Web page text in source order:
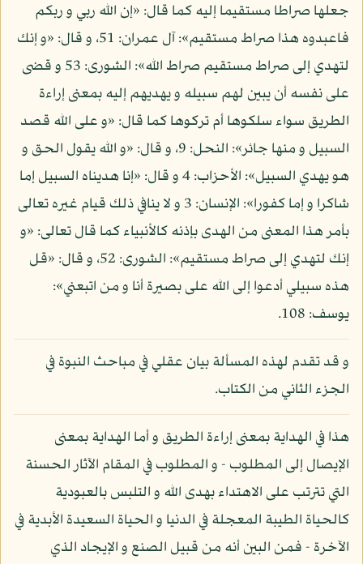
جعلها صراطا مستقيما إليه كما قال: «إن الله ربي و ربكم
فاعبدوه هذا صراط مستقيم»: آل عمران: 51، و قال: «و إنك
لتهدي إلى صراط مستقيم صراط الله»: الشورى: 53 و قضى
على نفسه أن يبين لهم سبيله و يهديهم إليه بمعنى إراءة
الطريق سواء سلكوها أم تركوها كما قال: «و على الله قصد
السبيل و منها جائر»: النحل: 9، و قال: «و الله يقول الحق و
هو يهدي السبيل»: الأحزاب: 4 و قال: «إنا هديناه السبيل إما
شاكرا و إما كفورا»: الإنسان: 3 و لا ينافي ذلك قيام غيره تعالى
بأمر هذا المعنى من الهدى بإذنه كالأنبياء كما قال تعالى: «و
إنك لتهدي إلى صراط مستقيم»: الشورى: 52، و قال: «قل
هذه سبيلي أدعوا إلى الله على بصيرة أنا و من اتبعني»:
يوسف: 108.
و قد تقدم لهذه المسألة بيان عقلي في مباحث النبوة في
الجزء الثاني من الكتاب.
هذا في الهداية بمعنى إراءة الطريق و أما الهداية بمعنى
الإيصال إلى المطلوب - و المطلوب في المقام الآثار الحسنة
التي تترتب على الاهتداء بهدى الله و التلبس بالعبودية
كالحياة الطيبة المعجلة في الدنيا و الحياة السعيدة الأبدية في
الآخرة - فمن البين أنه من قبيل الصنع و الإيجاد الذي